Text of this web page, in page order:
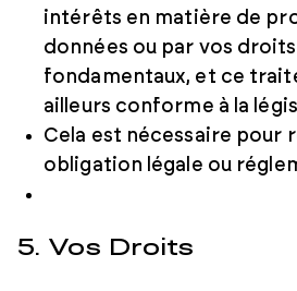
intérêts en matière de
données ou par vos
fondamentaux, et ce
ailleurs conforme à la
Cela est nécessaire pour
obligation légale ou
5. Vos Droits